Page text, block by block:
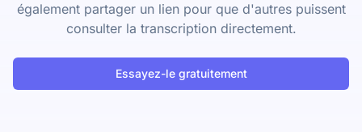
également partager un lien pour que d'autres puissent
consulter la transcription directement.
Essayez-le gratuitement